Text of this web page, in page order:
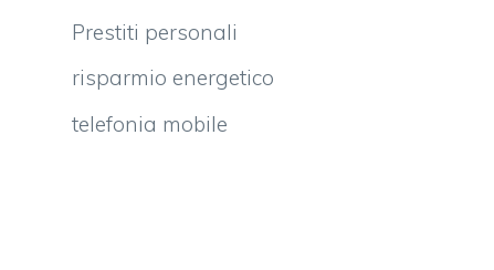
Prestiti personali
risparmio energetico
telefonia mobile